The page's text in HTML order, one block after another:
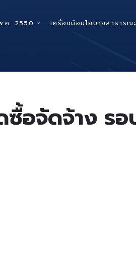
.ศ. 2550 เครื่องมือนโยบายสาธารณะ
ซื้อจัดจ้าง ร